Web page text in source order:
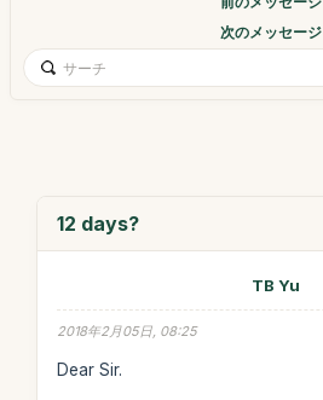
次のメッセージ
12 days?
TB Yu
2018年2月05日, 08:25
Dear Sir.